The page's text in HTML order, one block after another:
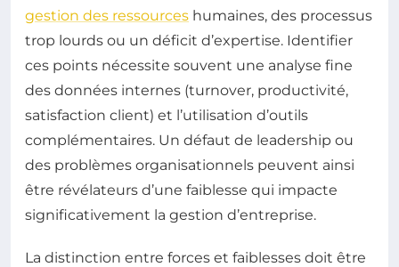
gestion des ressources humaines, des processus
trop lourds ou un déficit d’expertise. Identifier
ces points nécessite souvent une analyse fine
des données internes (turnover, productivité,
satisfaction client) et l’utilisation d’outils
complémentaires. Un défaut de leadership ou
des problèmes organisationnels peuvent ainsi
être révélateurs d’une faiblesse qui impacte
significativement la gestion d’entreprise.
La distinction entre forces et faiblesses doit être